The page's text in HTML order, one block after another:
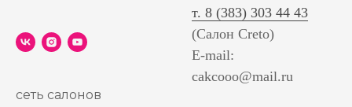
сеть салонов
т. 8 (383) 303 44 43
(Салон Creto)
E-mail:
cakcooo@mail.ru